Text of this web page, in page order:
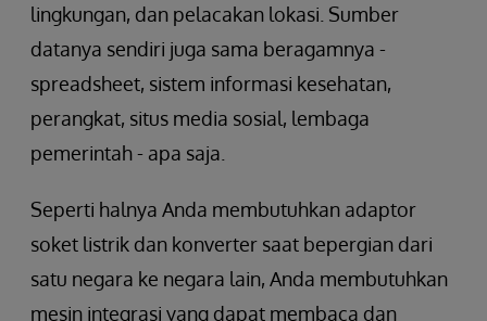
lingkungan, dan pelacakan lokasi. Sumber
datanya sendiri juga sama beragamnya -
spreadsheet, sistem informasi kesehatan,
perangkat, situs media sosial, lembaga
pemerintah - apa saja.
Seperti halnya Anda membutuhkan adaptor
soket listrik dan konverter saat bepergian dari
satu negara ke negara lain, Anda membutuhkan
mesin integrasi yang dapat membaca dan